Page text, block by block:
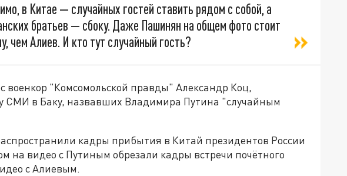
в Китае — случайных гостей ставить рядом с собой, а
братьев — сбоку. Даже Пашинян на общем фото стоит
чем Алиев. И кто тут случайный гость?
военкор "Комсомольской правды" Александр Коц,
СМИ в Баку, назвавших Владимира Путина "случайным
кадры прибытия в Китай президентов России
на видео с Путиным обрезали кадры встречи почётного
с Алиевым.